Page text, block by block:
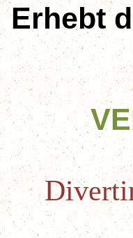
Erhebt